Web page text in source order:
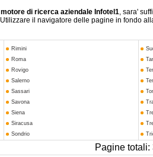
motore di ricerca aziendale Infotel1, sara'
Utilizzare il navigatore delle pagine in fondo
Rimini
Roma
Rovigo
Salerno
Sassari
Savona
Siena
Siracusa
Sondrio
Pagine totali: